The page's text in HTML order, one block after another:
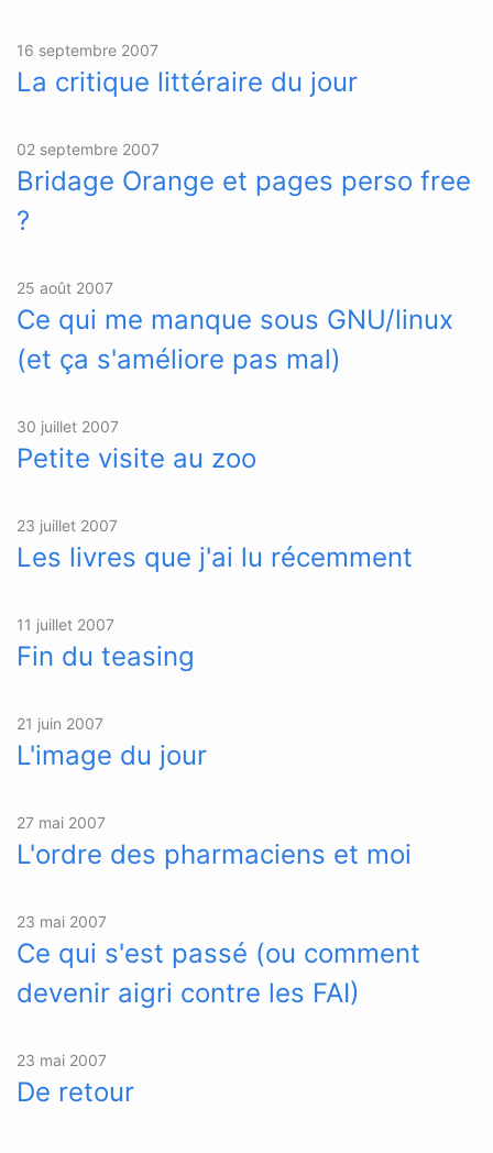
16 septembre 2007
La critique littéraire du jour
02 septembre 2007
Bridage Orange et pages perso free
?
25 août 2007
Ce qui me manque sous GNU/linux
(et ça s'améliore pas mal)
30 juillet 2007
Petite visite au zoo
23 juillet 2007
Les livres que j'ai lu récemment
11 juillet 2007
Fin du teasing
21 juin 2007
L'image du jour
27 mai 2007
L'ordre des pharmaciens et moi
23 mai 2007
Ce qui s'est passé (ou comment
devenir aigri contre les FAI)
23 mai 2007
De retour